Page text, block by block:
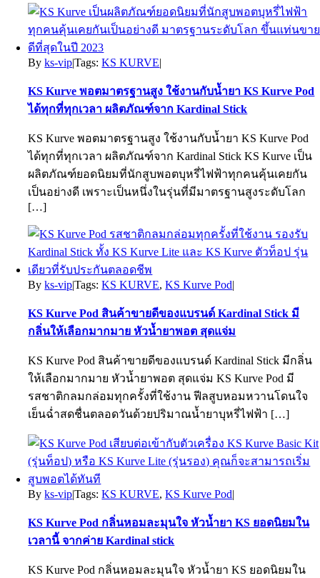
Byks-vip|Tags:KS KURVE|
KS Kurve พอตมาตรฐานสูง ใช้งานกับน้ำยา KS Kurve Pod
ได้ทุกที่ทุกเวลา ผลิตภัณฑ์จาก Kardinal Stick
KS Kurve พอตมาตรฐานสูง ใช้งานกับน้ำยา KS Kurve Pod
ได้ทุกที่ทุกเวลา ผลิตภัณฑ์จาก Kardinal Stick KS Kurve เป็น
ผลิตภัณฑ์ยอดนิยมที่นักสูบพอตบุหรี่ไฟฟ้าทุกคนคุ้นเคยกัน
เป็นอย่างดี เพราะเป็นหนึ่งในรุ่นที่มีมาตรฐานสูงระดับโลก
[…]
Byks-vip|Tags:KS KURVE,KS Kurve Pod|
KS Kurve Pod สินค้าขายดีของแบรนด์ Kardinal Stick มี
กลิ่นให้เลือกมากมาย หัวน้ำยาพอต สุดแจ่ม
KS Kurve Pod สินค้าขายดีของแบรนด์ Kardinal Stick มีกลิ่น
ให้เลือกมากมาย หัวน้ำยาพอต สุดแจ่ม KS Kurve Pod มี
รสชาติกลมกล่อมทุกครั้งที่ใช้งาน ฟีลสูบหอมหวานโดนใจ
เย็นฉ่ำสดชื่นตลอดวันด้วยปริมาณน้ำยาบุหรี่ไฟฟ้า […]
Byks-vip|Tags:KS KURVE,KS Kurve Pod|
KS Kurve Pod กลิ่นหอมละมุนใจ หัวน้ำยา KS ยอดนิยมใน
เวลานี้ จากค่าย Kardinal stick
KS Kurve Pod กลิ่นหอมละมุนใจ หัวน้ำยา KS ยอดนิยมใน